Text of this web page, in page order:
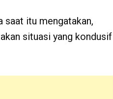
saat itu mengatakan,
situasi yang kondusif